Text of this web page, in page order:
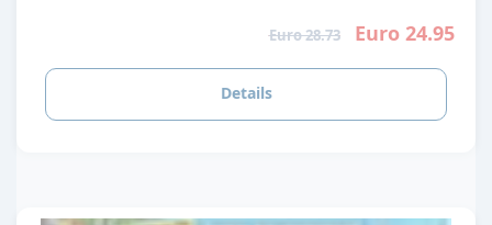
Euro 28.73 Euro 24.95
Details